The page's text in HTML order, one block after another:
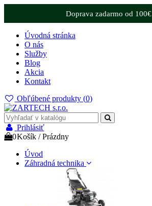
Doprava zadarmo od 100€
Úvodná stránka
O nás
Služby
Blog
Akcia
Kontakt
Obľúbené produkty (0)
Prihlásiť
0Košík /Prázdny
Úvod
Záhradná technika